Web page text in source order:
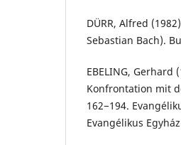
DÜRR, Alfred
Sebastian Bach).
EBELING, Gerhard
Konfrontation mit
162−194.
Evangélikus